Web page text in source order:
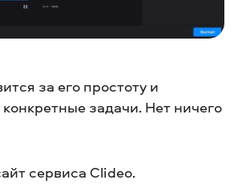
за его простоту и
задачи. Нет ничего
сервиса Clideo.